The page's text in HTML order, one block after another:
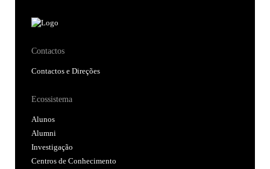
Contactos
Contactos e Direções
Ecossistema
Alunos
Alumni
Investigação
Centros de Conhecimento